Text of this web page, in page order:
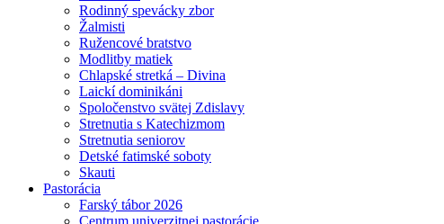
Rodinný spevácky zbor
Žalmisti
Ružencové bratstvo
Modlitby matiek
Chlapské stretká – Divina
Laickí dominikáni
Spoločenstvo svätej Zdislavy
Stretnutia s Katechizmom
Stretnutia seniorov
Detské fatimské soboty
Skauti
Pastorácia
Farský tábor 2026
Centrum univerzitnej pastorácie